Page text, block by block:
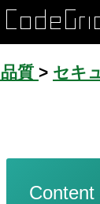
質 > セキ